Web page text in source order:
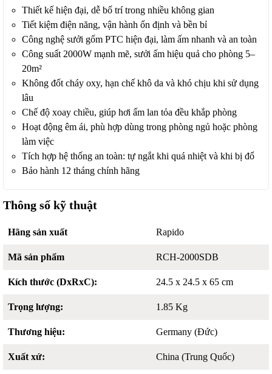
Thiết kế hiện đại, dễ bố trí trong nhiều không gian
Tiết kiệm điện năng, vận hành ổn định và bền bỉ
Công nghệ sưởi gốm PTC hiện đại, làm ấm nhanh và an toàn
Công suất 2000W mạnh mẽ, sưởi ấm hiệu quả cho phòng 5–
20m²
Không đốt cháy oxy, hạn chế khô da và khó chịu khi sử dụng
lâu
Chế độ xoay chiều, giúp hơi ấm lan tỏa đều khắp phòng
Hoạt động êm ái, phù hợp dùng trong phòng ngủ hoặc phòng
làm việc
Tích hợp hệ thống an toàn: tự ngắt khi quá nhiệt và khi bị đổ
Bảo hành 12 tháng chính hãng
Thông số kỹ thuật
Hãng sản xuất Rapido
Mã sản phẩm RCH-2000SDB
Kích thước (DxRxC): 24.5 x 24.5 x 65 cm
Trọng lượng: 1.85 Kg
Thương hiệu: Germany (Đức)
Xuất xứ: China (Trung Quốc)